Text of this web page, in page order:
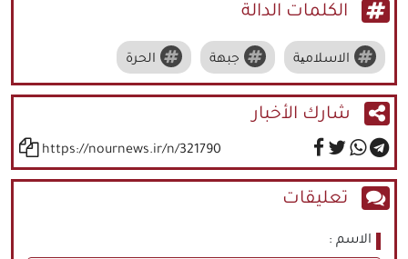
الكلمات الدالة
الاسلامیة جبهة الحرة
شارك الأخبار
https://nournews.ir/n/321790
تعليقات
الاسم